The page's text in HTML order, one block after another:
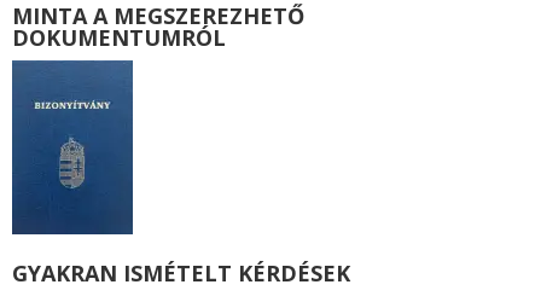
MINTA A MEGSZEREZHETŐ
DOKUMENTUMRÓL
GYAKRAN ISMÉTELT KÉRDÉSEK